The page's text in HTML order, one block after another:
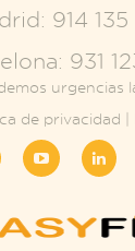
914
931
urgencias
de privacidad |